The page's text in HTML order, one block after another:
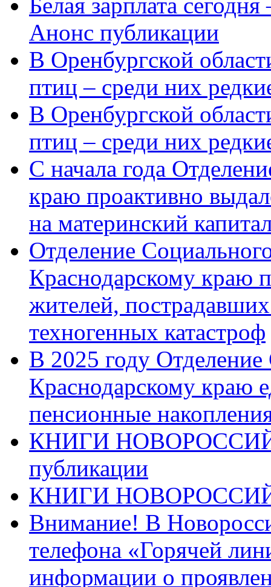
Анонс публикации
В Оренбургской
птиц – среди них
В Оренбургской
птиц – среди них
С начала года
краю проактивно
на материнский
Отделение
Краснодарскому краю
жителей,
техногенных катастроф
В 2025 году
Краснодарскому краю
пенсионные
КНИГИ
публикации
КНИГИ
Внимание! В
телефона «Горячей
информации о